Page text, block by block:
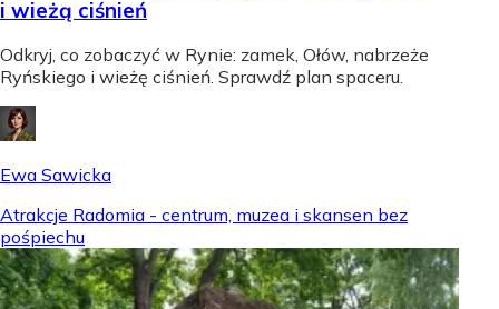
i wieżą ciśnień
Odkryj, co zobaczyć w Rynie: zamek, Ołów, nabrzeże
Ryńskiego i wieżę ciśnień. Sprawdź plan spaceru.
Ewa Sawicka
Atrakcje Radomia - centrum, muzea i skansen bez
pośpiechu